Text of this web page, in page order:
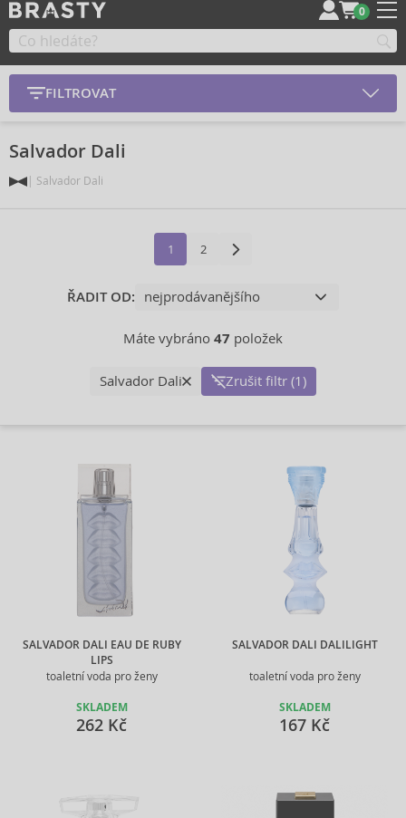
0
FILTROVAT
Salvador Dali
Salvador Dali
1 2
ŘADIT OD:
Máte vybráno 47 položek
Salvador Dali Zrušit filtr (1)
SALVADOR DALI EAU DE RUBY
LIPS
toaletní voda pro ženy
SKLADEM
262 Kč
SALVADOR DALI DALILIGHT
toaletní voda pro ženy
SKLADEM
167 Kč